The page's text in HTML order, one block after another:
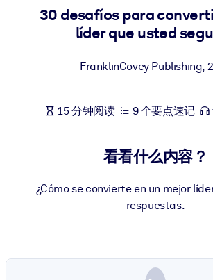
面向企业图书馆
利用可靠、结构化的知识为您的人工智能
结果。
30 desafíos para
líder que usted
FranklinCovey Publishing,
15 分钟阅读 9 个要点速记
看看什么内容？
¿Cómo se convierte en un mejor
respuestas.